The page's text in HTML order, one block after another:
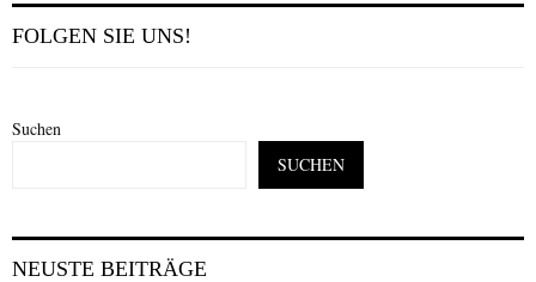
FOLGEN SIE UNS!
Suchen
SUCHEN
NEUSTE BEITRÄGE